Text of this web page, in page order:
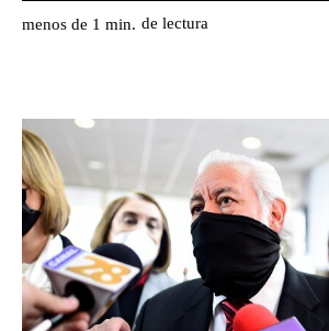
menos de 1 min. de lectura